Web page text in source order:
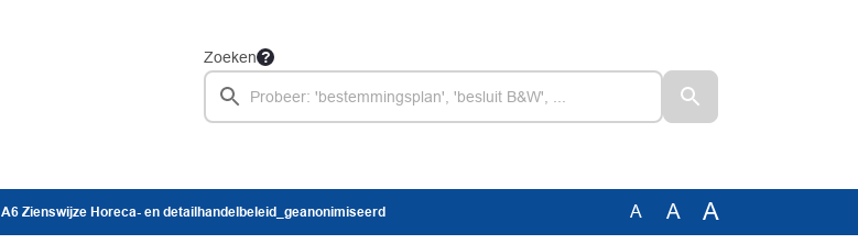
Zoeken
A6 Zienswijze Horeca- en detailhandelbeleid_geanonimiseerd A A A